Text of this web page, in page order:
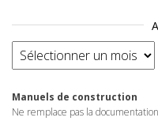
Archives
Manuels de construction
Ne remplace pas la